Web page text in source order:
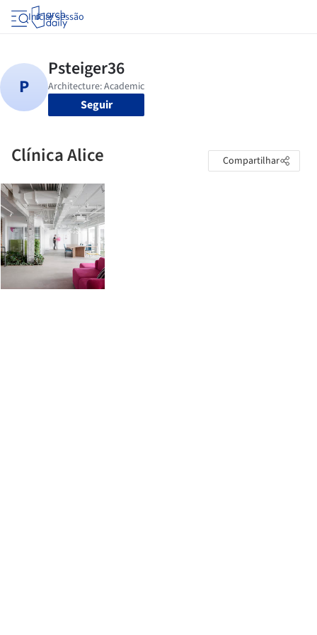
Iniciar sessão
Seguir
Clínica Alice Compartilhar